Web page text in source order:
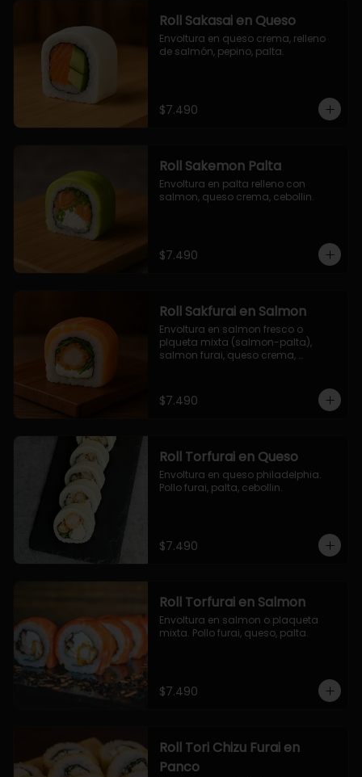
Roll Sakasai en Queso
Envoltura en queso crema, relleno
de salmón, pepino, palta.
$7.490
Roll Sakemon Palta
Envoltura en palta relleno con
salmon, queso crema, cebollin.
$7.490
Roll Sakfurai en Salmon
Envoltura en salmon fresco o
plqueta mixta (salmon-palta),
salmon furai, queso crema,
$7.490
Roll Torfurai en Queso
Envoltura en queso philadelphia.
Pollo furai, palta, cebollin.
$7.490
Roll Torfurai en Salmon
Envoltura en salmon o plaqueta
mixta. Pollo furai, queso, palta.
$7.490
Roll Tori Chizu Furai en
Panco